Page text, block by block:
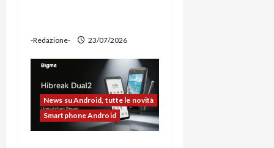
-Redazione- 23/07/2026
News su Android, tutte le novità
Smartphone Android